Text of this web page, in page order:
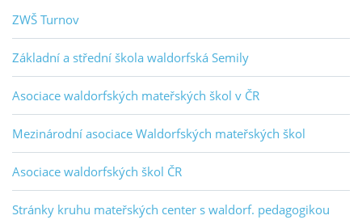
ZWŠ Turnov
Základní a střední škola waldorfská Semily
Asociace waldorfských mateřských škol v ČR
Mezinárodní asociace Waldorfských mateřských škol
Asociace waldorfských škol ČR
Stránky kruhu mateřských center s waldorf. pedagogikou